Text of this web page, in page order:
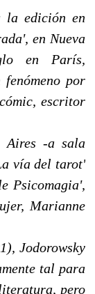
la edición en
en Nueva
en París,
por
escritor
Aires -a sala
vía del tarot'
Psicomagia',
Marianne
Jodorowsky
tal para
pero